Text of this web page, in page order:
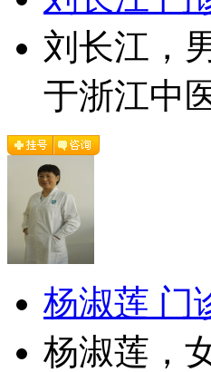
刘长江，
于浙江中
杨淑莲 门
杨淑莲，